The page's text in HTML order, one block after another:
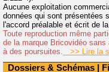
Dossiers & Schémas |
Aucune exploitation
données qui sont présentées
l'accord préalable et écrit de
Toute reproduction même
de la marque Bricovidéo
à des poursuites.
>> Lire la